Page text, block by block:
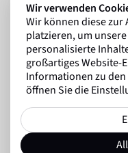
Wir verwenden
Wir können diese zur
platzieren, um
personalisierte
großartiges Website-
Informationen zu
öffnen Sie die